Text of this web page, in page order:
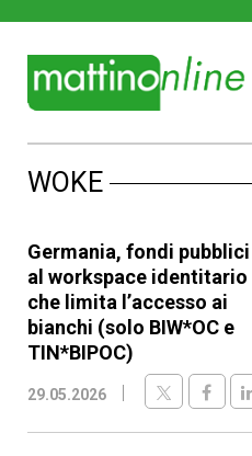
WOKE
Germania, fondi pubblici
al workspace identitario
che limita l’accesso ai
bianchi (solo BIW*OC e
TIN*BIPOC)
29.05.2026